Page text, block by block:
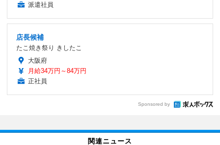
派遣社員
店長候補
たこ焼き祭り きしたこ
大阪府
月給34万円～84万円
正社員
Sponsored by
関連ニュース